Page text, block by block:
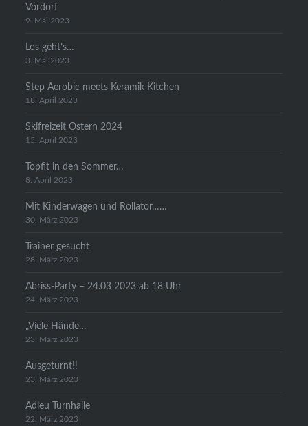
Vordorf
9. Mai 2023
Los geht’s…
3. Mai 2023
Step Aerobic meets Keramik Kitchen
18. April 2023
Skifreizeit Ostern 2024
15. April 2023
Topfit in den Sommer…
8. April 2023
Mit Kinderwagen und Rollator……
30. März 2023
Trainer gesucht
28. März 2023
Abriss-Party – 24.03 2023 ab 18 Uhr
24. März 2023
„Viele Hände…
23. März 2023
Ausgeturnt!!
23. März 2023
Adieu Turnhalle
22. März 2023